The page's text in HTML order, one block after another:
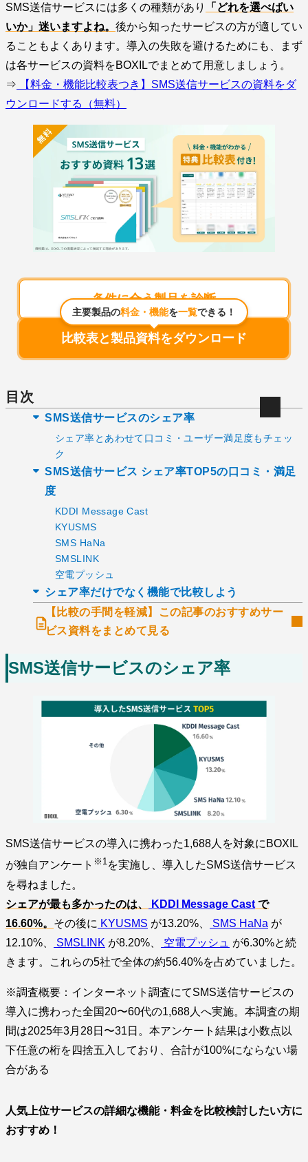
SMS送信サービスには多くの種類があり
「どれを選べばい
いか」迷いますよね。 後から知ったサービスの方が適してい
ることもよくあります。導入の失敗を避けるためにも、まず
は各サービスの資料をBOXILでまとめて用意しましょう。
⇒ 【料金・機能比較表つき】SMS送信サービスの資料をダ
ウンロードする（無料）
条件に合う製品を診断
主要製品の料金・機能を一覧できる！
比較表と製品資料をダウンロード
目次
SMS送信サービスのシェア率
シェア率とあわせて口コミ・ユーザー満足度もチェッ
ク
SMS送信サービス シェア率TOP5の口コミ・満足
度
KDDI Message Cast
KYUSMS
SMS HaNa
SMSLINK
空電プッシュ
シェア率だけでなく機能で比較しよう
【比較の手間を軽減】この記事のおすすめサー
ビス資料をまとめて見る
SMS送信サービスのシェア率
SMS送信サービスの導入に携わった1,688人を対象にBOXIL
が独自アンケート ※1を実施し、導入したSMS送信サービス
を尋ねました。
シェアが最も多かったのは、
KDDI Message Cast で
16.60%。 その後に KYUSMS が13.20%、 SMS HaNa が
12.10%、
SMSLINK が8.20%、 空電プッシュ が6.30%と続
きます。これらの5社で全体の約56.40%を占めていました。
※調査概要：インターネット調査にてSMS送信サービスの
導入に携わった全国20〜60代の1,688人へ実施。本調査の期
間は2025年3月28日〜31日。本アンケート結果は小数点以
下任意の桁を四捨五入しており、合計が100%にならない場
合がある
人気上位サービスの詳細な機能・料金を比較検討したい方に
おすすめ！